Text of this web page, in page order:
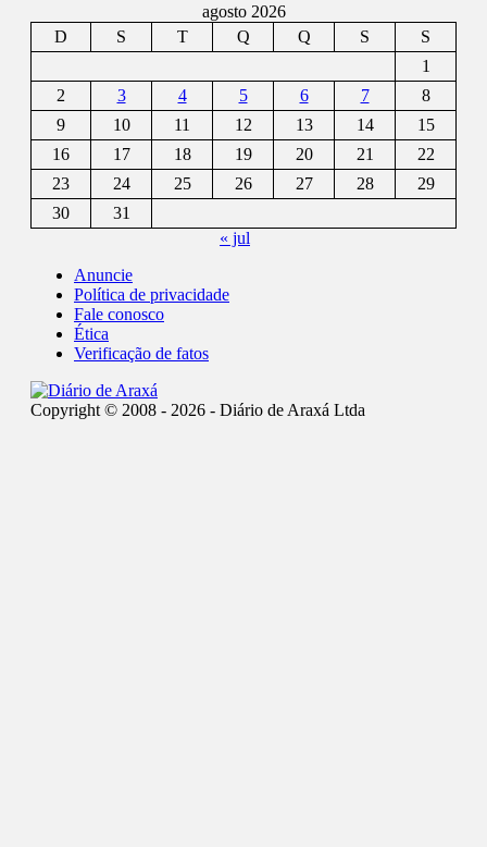
agosto 2026
D
S T Q Q S
S
1
2
3 4 5 6 7
8
9
10 11 12 13 14
15
16
17 18 19 20 21
22
23
24 25 26 27 28
29
30
31
« jul
Anuncie
Política de privacidade
Fale conosco
Ética
Verificação de fatos
Copyright © 2008 - 2026 - Diário de Araxá Ltda